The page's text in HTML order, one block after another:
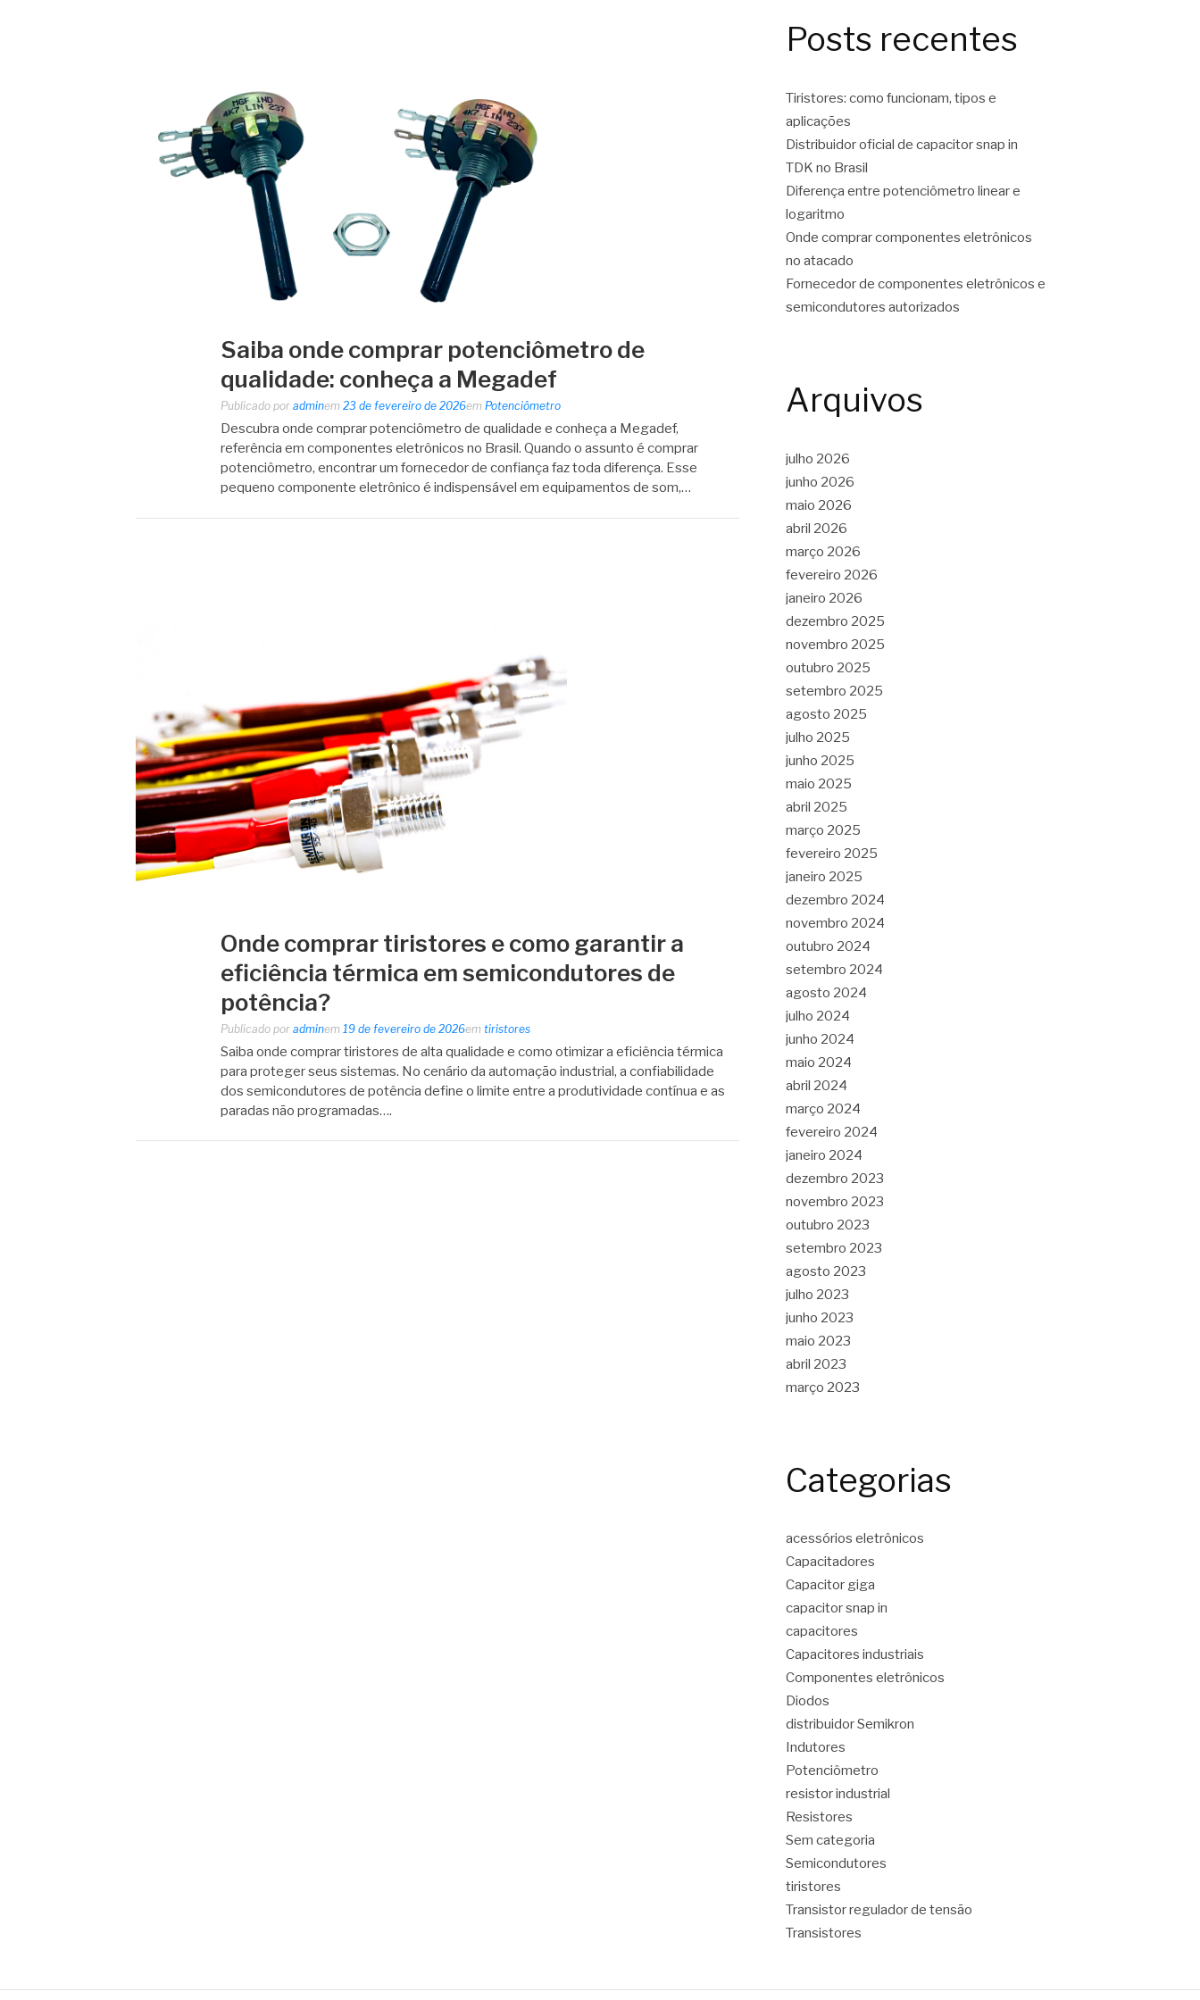
Saiba onde comprar potenciômetro de
qualidade: conheça a Megadef
Publicado por adminem 23 de fevereiro de 2026em Potenciômetro
Descubra onde comprar potenciômetro de qualidade e conheça a Megadef,
referência em componentes eletrônicos no Brasil. Quando o assunto é comprar
potenciômetro, encontrar um fornecedor de confiança faz toda diferença. Esse
pequeno componente eletrônico é indispensável em equipamentos de som,…
Onde comprar tiristores e como garantir a
eficiência térmica em semicondutores de
potência?
Publicado por adminem 19 de fevereiro de 2026em tiristores
Saiba onde comprar tiristores de alta qualidade e como otimizar a eficiência térmica
para proteger seus sistemas. No cenário da automação industrial, a confiabilidade
dos semicondutores de potência define o limite entre a produtividade contínua e as
paradas não programadas….
Posts recentes
Tiristores: como funcionam, tipos e
aplicações
Distribuidor oficial de capacitor snap in
TDK no Brasil
Diferença entre potenciômetro linear e
logaritmo
Onde comprar componentes eletrônicos
no atacado
Fornecedor de componentes eletrônicos e
semicondutores autorizados
Arquivos
julho 2026
junho 2026
maio 2026
abril 2026
março 2026
fevereiro 2026
janeiro 2026
dezembro 2025
novembro 2025
outubro 2025
setembro 2025
agosto 2025
julho 2025
junho 2025
maio 2025
abril 2025
março 2025
fevereiro 2025
janeiro 2025
dezembro 2024
novembro 2024
outubro 2024
setembro 2024
agosto 2024
julho 2024
junho 2024
maio 2024
abril 2024
março 2024
fevereiro 2024
janeiro 2024
dezembro 2023
novembro 2023
outubro 2023
setembro 2023
agosto 2023
julho 2023
junho 2023
maio 2023
abril 2023
março 2023
Categorias
acessórios eletrônicos
Capacitadores
Capacitor giga
capacitor snap in
capacitores
Capacitores industriais
Componentes eletrônicos
Diodos
distribuidor Semikron
Indutores
Potenciômetro
resistor industrial
Resistores
Sem categoria
Semicondutores
tiristores
Transistor regulador de tensão
Transistores